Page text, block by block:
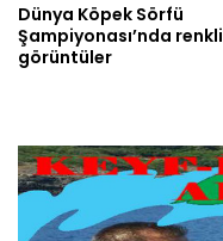
Dünya Köpek Sörfü
Şampiyonası’nda renkli
görüntüler